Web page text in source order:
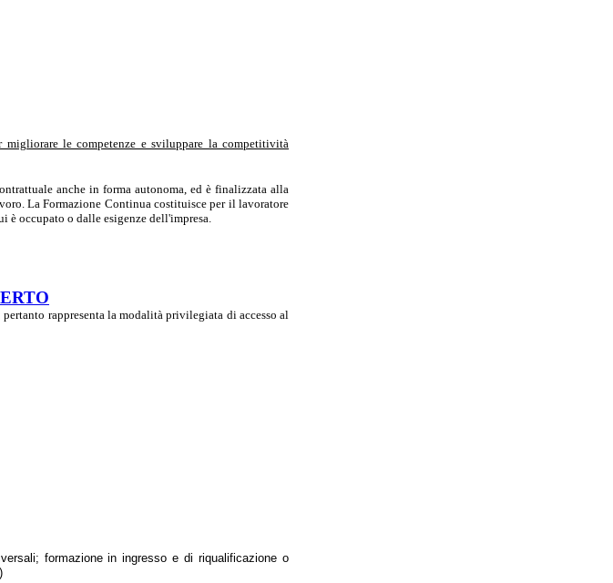
le competenze e sviluppare la competitività
anche in forma autonoma, ed è finalizzata alla
La Formazione Continua costituisce per il lavoratore
è occupato o dalle esigenze dell'impresa.
rappresenta la modalità privilegiata di accesso al
formazione in ingresso e di riqualificazione o